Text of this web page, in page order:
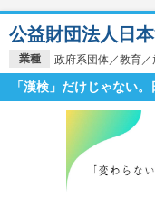
イベントを探す
就活ノウハウ・
就活支援
就活ノウハウが満載！
業種 政府系団体／教育
公益財団法人日
「漢検」だけじゃない